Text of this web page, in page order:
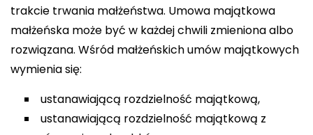
trakcie trwania małżeństwa. Umowa majątkowa
małżeńska może być w każdej chwili zmieniona albo
rozwiązana. Wśród małżeńskich umów majątkowych
wymienia się:
ustanawiającą rozdzielność majątkową,
ustanawiającą rozdzielność majątkową z